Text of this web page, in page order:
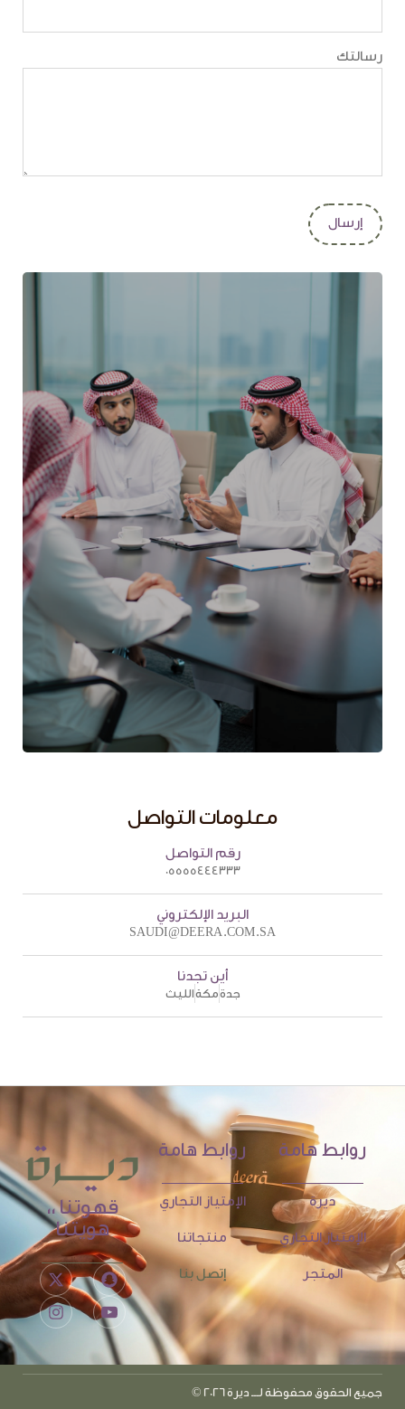
رسالتك
معلومات التواصل
رقم التواصل
05555444333
البريد الإلكتروني
SAUDI@DEERA.COM.SA
أين تجدنا
جدةمكةالليث
قهوتنا ،،
هويتنا
روابط هامة
ديرة
الإمتياز التجاري
المتجر
روابط هامة
الإمتياز التجاري
منتجاتنا
إتصل بنا
جميع الحقوق محفوظة لـــ ديرة 2026 ©